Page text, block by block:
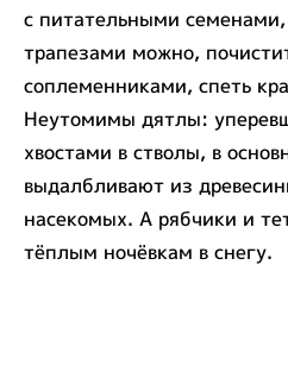
с питательными
трапезами можно,
соплеменниками, спеть
Неутомимы дятлы:
хвостами в стволы, в
выдалбливают из
насекомых. А рябчики и
тёплым ночёвкам в снегу.